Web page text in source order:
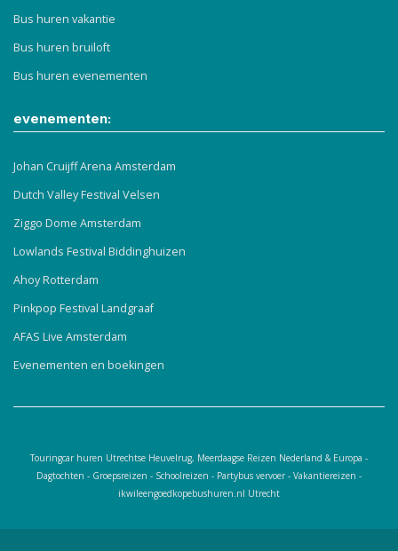
Bus huren vakantie
Bus huren bruiloft
Bus huren evenementen
evenementen:
Johan Cruijff Arena Amsterdam
Dutch Valley Festival Velsen
Ziggo Dome Amsterdam
Lowlands Festival Biddinghuizen
Ahoy Rotterdam
Pinkpop Festival Landgraaf
AFAS Live Amsterdam
Evenementen en boekingen
Touringcar huren Utrechtse Heuvelrug, Meerdaagse Reizen Nederland & Europa -
Dagtochten - Groepsreizen - Schoolreizen - Partybus vervoer - Vakantiereizen -
ikwileengoedkopebushuren.nl Utrecht